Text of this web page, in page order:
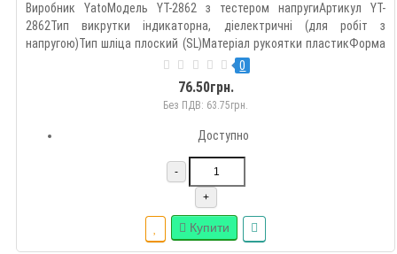
Виробник YatoМодель YT-2862 з тестером напругиАртикул YT-
2862Тип викрутки індикаторна, діелектричні (для робіт з
напругою)Тип шліца плоский (SL)Матеріал рукоятки пластикФорма
рукоятки стандартнаМатеріал стержня стальКількість викруток 1
штПлоска (Slotted/SL) 3Країна виробництва Китай..
0
76.50грн.
Без ПДВ: 63.75грн.
Доступно
-
+
Купити